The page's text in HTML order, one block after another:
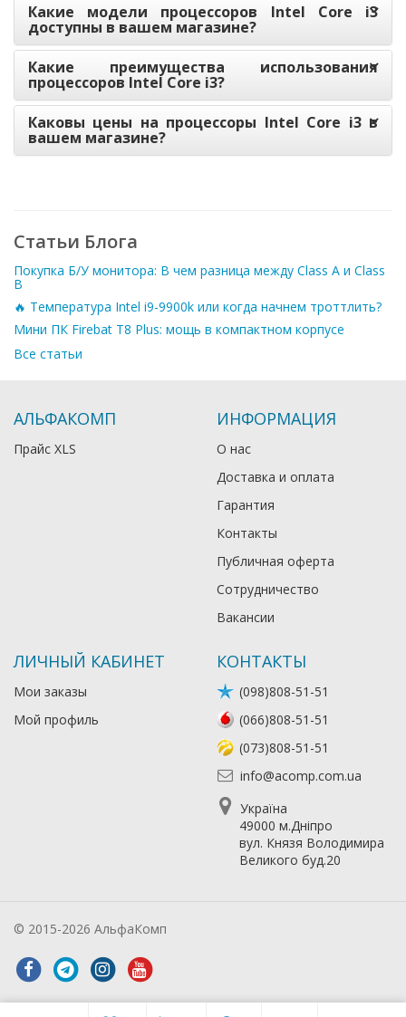
Какие модели процессоров Intel Core i3
доступны в вашем магазине?
Какие преимущества использования
процессоров Intel Core i3?
Каковы цены на процессоры Intel Core i3 в
вашем магазине?
Статьи Блога
Покупка Б/У монитора: В чем разница между Class A и Class
B
🔥 Температура Intel i9-9900k или когда начнем троттлить?
Мини ПК Firebat T8 Plus: мощь в компактном корпусе
Все статьи
АЛЬФАКОМП
Прайс XLS
ИНФОРМАЦИЯ
О нас
Доставка и оплата
Гарантия
Контакты
Публичная оферта
Сотрудничество
Вакансии
ЛИЧНЫЙ КАБИНЕТ
Мои заказы
Мой профиль
КОНТАКТЫ
(098)808-51-51
(066)808-51-51
(073)808-51-51
info@acomp.com.ua
Україна
49000 м.Дніпро
вул. Князя Володимира
Великого буд.20
© 2015-2026 АльфаКомп